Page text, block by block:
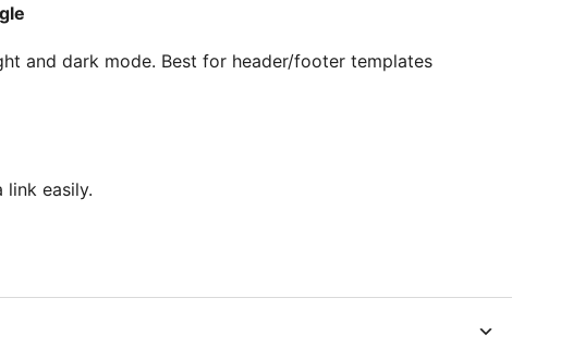
and dark mode. Best for header/footer templates
link easily.